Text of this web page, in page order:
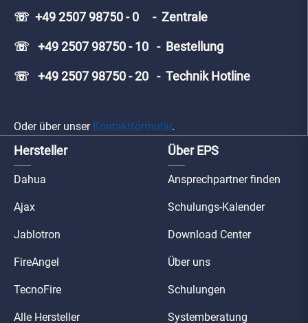
☏ +49 2507 98750 - 0 - Zentrale
☏ +49 2507 98750 - 10 - Bestellung
☏ +49 2507 98750 - 20 - Technik Hotline
Oder über unser Kontaktformular.
Hersteller
Dahua
Ajax
Jablotron
FireAngel
TecnoFire
Alle Hersteller
Über EPS
Ansprechpartner finden
Schulungs-Kalender
Download Center
Über uns
Schulungen
Systemberatung